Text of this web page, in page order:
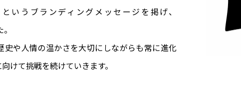
いうブランディングメッセージを掲げ、
史や人情の温かさを大切にしながらも常に進化
けて挑戦を続けていきます。